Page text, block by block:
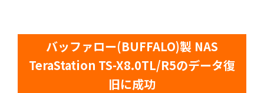
バッファロー(BUFFALO)製 NAS
TeraStation TS-X8.0TL/R5のデータ復
旧に成功